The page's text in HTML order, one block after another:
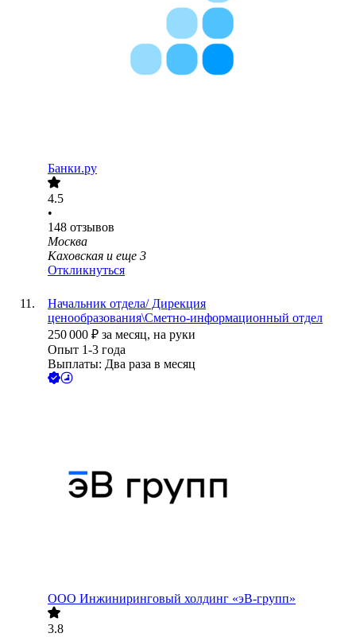
Банки.ру
4.5
•
148 отзывов
Москва
Каховская и еще 3
Откликнуться
Начальник отдела/ Дирекция
ценообразования\Сметно-информационный отдел
250 000 ₽ за месяц, на руки
Опыт 1-3 года
Выплаты: Два раза в месяц
ООО Инжиниринговый холдинг «эВ-групп»
3.8